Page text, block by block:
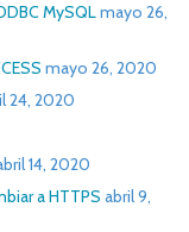
MySQLmayo 26,
mayo 26, 2020
24, 2020
14, 2020
a HTTPS abril 9,